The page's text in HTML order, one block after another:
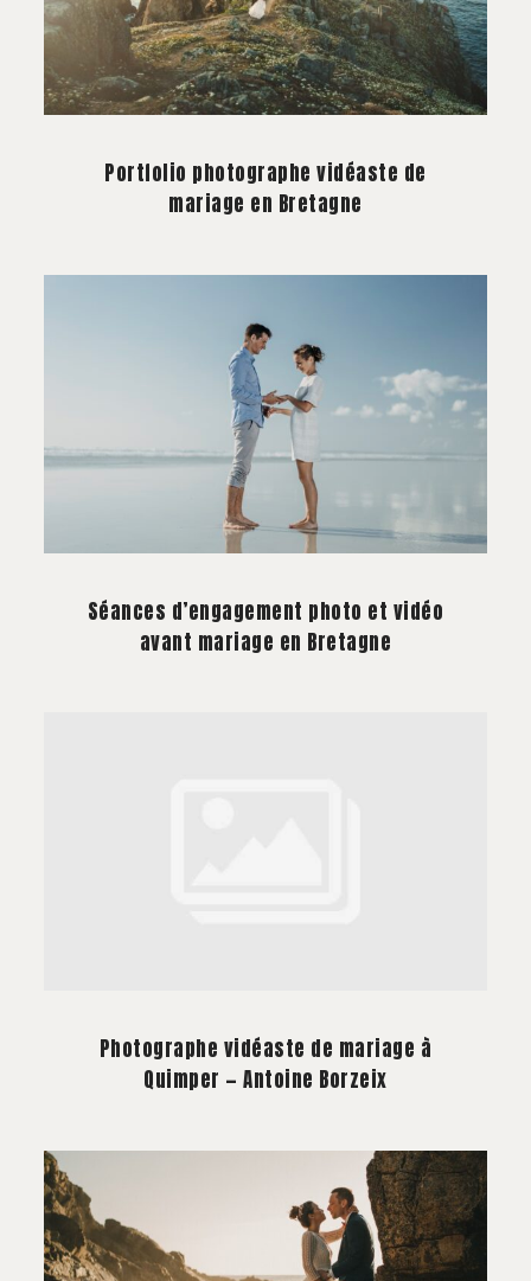
Portfolio photographe vidéaste de
mariage en Bretagne
Séances d’engagement photo et vidéo
avant mariage en Bretagne
Photographe vidéaste de mariage à
Quimper — Antoine Borzeix